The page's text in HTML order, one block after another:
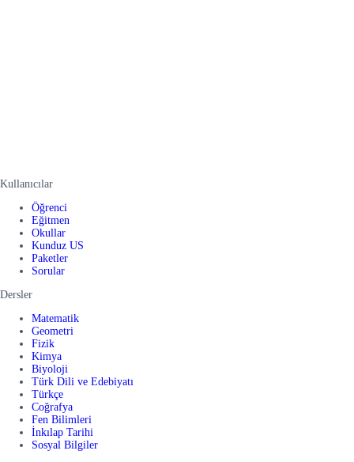
Kullanıcılar
Öğrenci
Eğitmen
Okullar
Kunduz US
Paketler
Sorular
Dersler
Matematik
Geometri
Fizik
Kimya
Biyoloji
Türk Dili ve Edebiyatı
Türkçe
Coğrafya
Fen Bilimleri
İnkılap Tarihi
Sosyal Bilgiler